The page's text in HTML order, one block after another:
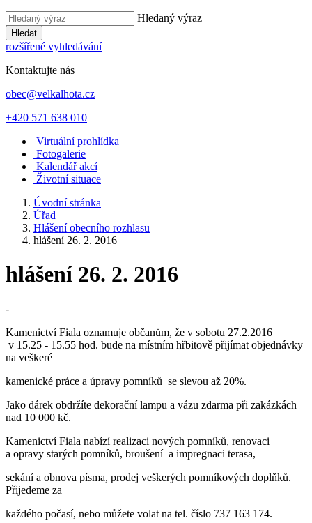
Hledaný výraz
Hledat
rozšířené vyhledávání
Kontaktujte nás
obec@velkalhota.cz
+420 571 638 010
Virtuální prohlídka
Fotogalerie
Kalendář akcí
Životní situace
Úvodní stránka
Úřad
Hlášení obecního rozhlasu
hlášení 26. 2. 2016
hlášení 26. 2. 2016
-
Kamenictví Fiala oznamuje občanům, že v sobotu 27.2.2016
v 15.25 - 15.55 hod. bude na místním hřbitově přijímat objednávky
na veškeré
kamenické práce a úpravy pomníků se slevou až 20%.
Jako dárek obdržíte dekorační lampu a vázu zdarma při zakázkách
nad 10 000 kč.
Kamenictví Fiala nabízí realizaci nových pomníků, renovaci
a opravy starých pomníků, broušení a impregnaci terasa,
sekání a obnova písma, prodej veškerých pomníkových doplňků.
Přijedeme za
každého počasí, nebo můžete volat na tel. číslo 737 163 174.